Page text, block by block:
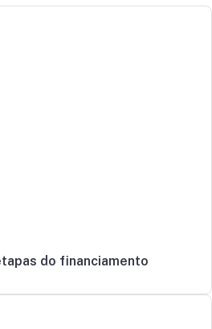
do financiamento